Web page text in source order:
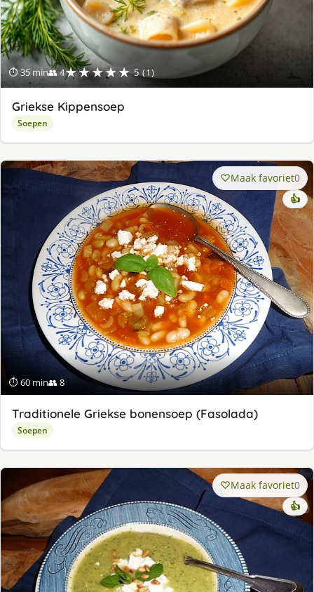
⏱ 35 min👥 4★★★★★ 5 (1)
Griekse Kippensoep
Soepen
⏱ 60 min👥 8
Maak favoriet0
👍
Traditionele Griekse bonensoep (Fasolada)
Soepen
Maak favoriet0
👍